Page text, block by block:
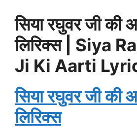
सिया रघुवर जी की
लिरिक्स | Siya
Ji Ki Aarti
सिया रघुवर जी की
लिरिक्स